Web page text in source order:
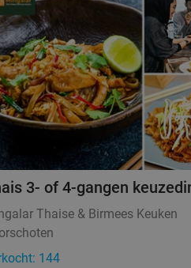
3- of 4-gangen
Thaise & Birmees Keuken
144